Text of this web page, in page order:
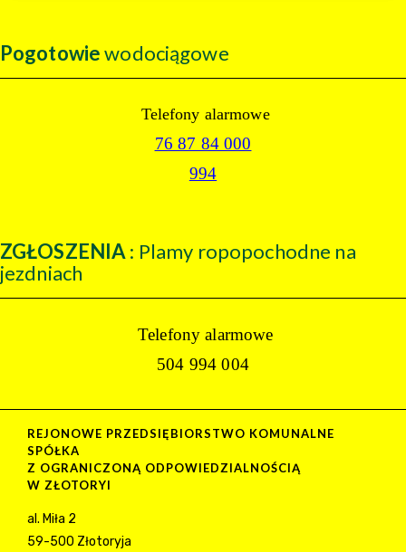
Pogotowiewodociągowe
Telefony alarmowe
76 87 84 000
994
ZGŁOSZENIA: Plamy ropopochodne na
jezdniach
Telefony alarmowe
504 994 004
REJONOWE PRZEDSIĘBIORSTWO KOMUNALNE
SPÓŁKA
Z OGRANICZONĄ ODPOWIEDZIALNOŚCIĄ
W ZŁOTORYI
al. Miła 2
59-500 Złotoryja